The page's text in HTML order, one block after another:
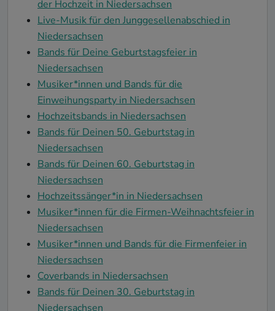
der Hochzeit in Niedersachsen
Live-Musik für den Junggesellenabschied in
Niedersachsen
Bands für Deine Geburtstagsfeier in
Niedersachsen
Musiker*innen und Bands für die
Einweihungsparty in Niedersachsen
Hochzeitsbands in Niedersachsen
Bands für Deinen 50. Geburtstag in
Niedersachsen
Bands für Deinen 60. Geburtstag in
Niedersachsen
Hochzeitssänger*in in Niedersachsen
Musiker*innen für die Firmen-Weihnachtsfeier in
Niedersachsen
Musiker*innen und Bands für die Firmenfeier in
Niedersachsen
Coverbands in Niedersachsen
Bands für Deinen 30. Geburtstag in
Niedersachsen